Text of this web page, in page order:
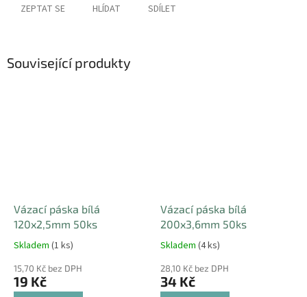
ZEPTAT SE HLÍDAT SDÍLET
Související produkty
Vázací páska bílá
120x2,5mm 50ks
Skladem (1 ks)
15,70 Kč bez DPH
19 Kč
Vázací páska bílá
200x3,6mm 50ks
Skladem (4 ks)
28,10 Kč bez DPH
34 Kč